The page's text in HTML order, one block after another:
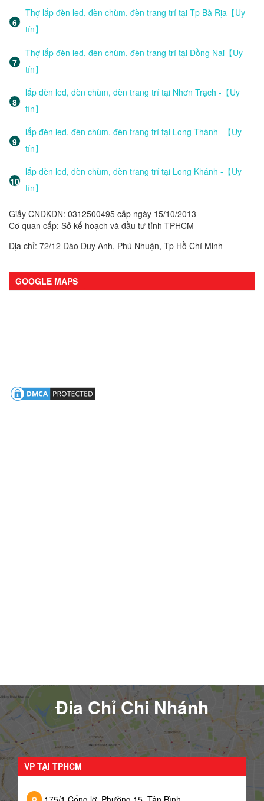
Thợ lắp đèn led, đèn chùm, đèn trang trí tại Tp Bà Rịa【Uy
tín】
Thợ lắp đèn led, đèn chùm, đèn trang trí tại Đồng Nai【Uy
tín】
lắp đèn led, đèn chùm, đèn trang trí tại Nhơn Trạch -【Uy
tín】
lắp đèn led, đèn chùm, đèn trang trí tại Long Thành -【Uy
tín】
lắp đèn led, đèn chùm, đèn trang trí tại Long Khánh -【Uy
tín】
Giấy CNĐKDN: 0312500495 cấp ngày 15/10/2013
Cơ quan cấp: Sở kế hoạch và đầu tư tỉnh TPHCM
Địa chỉ: 72/12 Đào Duy Anh, Phú Nhuận, Tp Hồ Chí Minh
GOOGLE MAPS
Đia Chỉ Chi Nhánh
VP TẠI TPHCM